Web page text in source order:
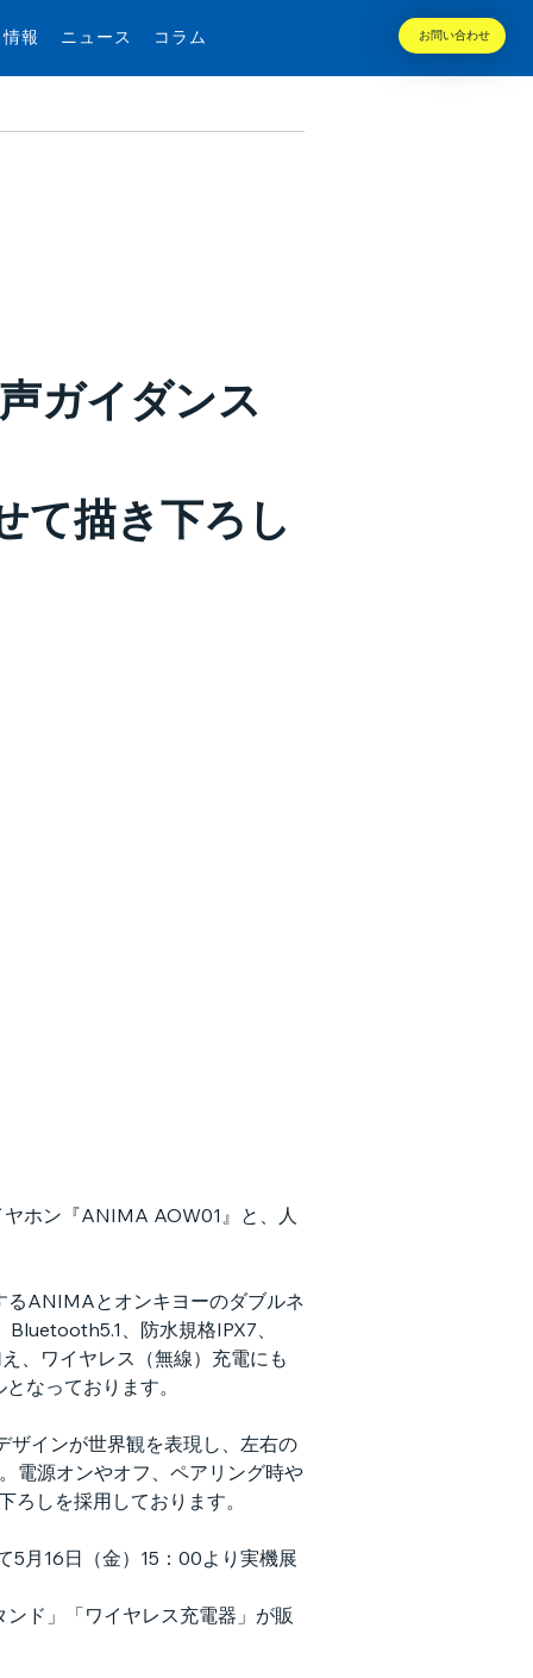
報 ニュース コラム お問い合わせ
ガイダンス
て描き下ろし
ホン『ANIMA AOW01』と、人
るANIMAとオンキヨーのダブルネ
、防水規格IPX7、
、ワイヤレス（無線）充電にも
なっております。
ザインが世界観を表現し、左右の
電源オンやオフ、ペアリング時や
しを採用しております。
5月16日（金）15：00より実機展
ド」「ワイヤレス充電器」が販